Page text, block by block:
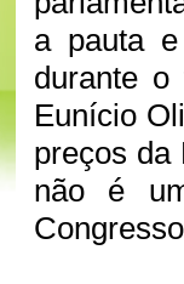
a pauta
durante o
Eunício
preços da
não é